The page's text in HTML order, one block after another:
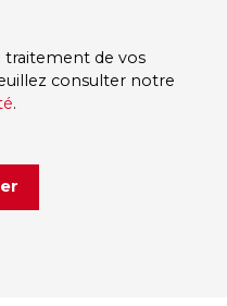
traitement de vos
consulter notre
.